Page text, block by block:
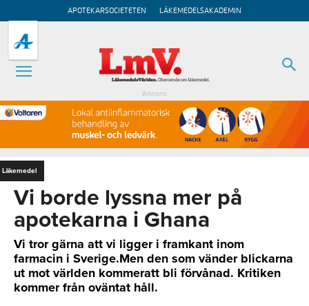
APOTEKARSOCIETETEN LÄKEMEDELSAKADEMIN
Annons
Läkemedel
Vi borde lyssna mer på
apotekarna i Ghana
Vi tror gärna att vi ligger i framkant inom
farmacin i Sverige.Men den som vänder blickarna
ut mot världen kommeratt bli förvånad. Kritiken
kommer från oväntat håll.